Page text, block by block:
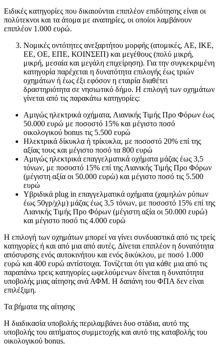
Ειδικές κατηγορίες που δικαιούνται επιπλέον επιδότησης είναι οι
πολύτεκνοι και τα άτομα με αναπηρίες, οι οποίοι λαμβάνουν
επιπλέον 1.000 ευρώ.
Νομικές οντότητες ανεξαρτήτου μορφής (ατομικές, ΑΕ, ΙΚΕ,
ΕΕ, ΟΕ, ΕΠΕ, ΚΟΙΝΣΕΠ) και μεγέθους (πολύ μικρή,
μικρή, μεσαία και μεγάλη επιχείρηση). Για την συγκεκριμένη
κατηγορία παρέχεται η δυνατότητα επιλογής έως τριών
οχημάτων ή έως έξι εφόσον η εταιρία διαθέτει
δραστηριότητα σε νησιωτικό δήμο. Η επιλογή των οχημάτων
γίνεται από τις παρακάτω κατηγορίες:
Αμιγώς ηλεκτρικά οχήματα, Λιανικής Τιμής Προ Φόρων έως
50.000 ευρώ με ποσοστό 15% και μέγιστο ποσό
οικολογικού bonus τις 5.500 ευρώ
Ηλεκτρικά δίκυκλα ή τρίκυκλα, με ποσοστό 20% επί της
αξίας τους και μέγιστο ποσό τα 800 ευρώ
Αμιγώς ηλεκτρικά επαγγελματικά οχήματα μάζας έως 3,5
τόνων, με ποσοστό 15% επί της Λιανικής Τιμής Προ Φόρων
(μέγιστη αξία οι 50.000 ευρώ) και μέγιστο ποσό τις 5.500
ευρώ
Υβριδικά plug in επαγγελματικά οχήματα (χαμηλών ρύπων
έως 50γρ/χλμ) μάζας έως 3,5 τόνων, με ποσοστό 15% επί της
Λιανικής Τιμής Προ Φόρων (μέγιστη αξία οι 50.000 ευρώ)
και μέγιστο ποσό τις 4.000 ευρώ
Η επιλογή των οχημάτων μπορεί να γίνει συνδυαστικά από τις τρείς
κατηγορίες ή και από μια από αυτές. Δίνεται επιπλέον η δυνατότητα
απόσυρσης ενός αυτοκινήτου και ενός δικύκλου, με ποσό 1.000
ευρώ και 400 ευρώ αντίστοιχα. Τονίζεται ότι για κάθε μια από τις
παραπάνω τρεις κατηγορίες ωφελούμενων δίνεται η δυνατότητα
υποβολής μιας αίτησης ανά ΑΦΜ. Η δαπάνη του ΦΠΑ δεν είναι
επιλέξιμη.
Τα βήματα της αίτησης
Η διαδικασία υποβολής περιλαμβάνει δυο στάδια, αυτό της
υποβολής του αιτήματος συμμετοχής και αυτό της καταβολής του
οικολογικού bonus.